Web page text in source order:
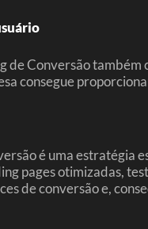
de Conversão
consegue
é uma estratégia
pages otimizadas,
de conversão e,